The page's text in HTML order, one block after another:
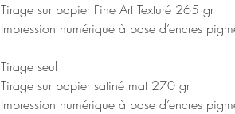
Tirage sur papier Fine Art Texturé 265 gr
Impression numérique à base d’encres
Tirage seul
Tirage sur papier satiné mat 270 gr
Impression numérique à base d’encres